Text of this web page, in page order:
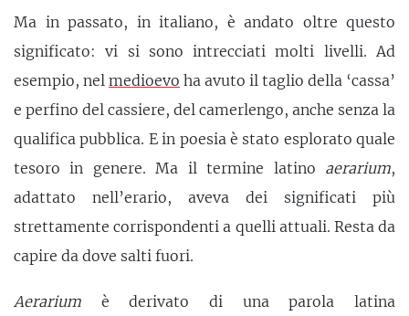
Ma in passato, in italiano, è andato oltre questo
significato: vi si sono intrecciati molti livelli. Ad
esempio, nel medioevo ha avuto il taglio della ‘cassa’
e perfino del cassiere, del camerlengo, anche senza la
qualifica pubblica. E in poesia è stato esplorato quale
tesoro in genere. Ma il termine latino aerarium,
adattato nell’erario, aveva dei significati più
strettamente corrispondenti a quelli attuali. Resta da
capire da dove salti fuori.
Aerarium è derivato di una parola latina